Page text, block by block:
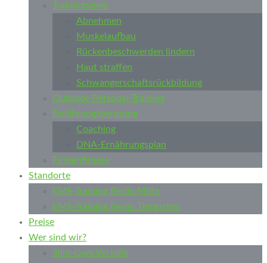
Trainingsziele
Abnehmen
Muskelaufbau
Rückenbeschwerden lindern
Haut straffen
Schwangerschaftsrückbildung
Outdoor-Personal-Training
Ernährungsberatung
Coaching
DNA-Ernährungsplan
Firmenfitness
Standorte
EMS-Training Berlin Mitte
EMS-Training Berlin Tiergarten
Preise
Wer sind wir?
Slim-Gym Vorteile